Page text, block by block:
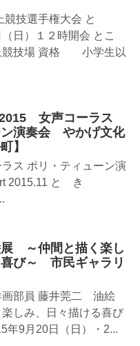
競技選手権大会 と
）１２時開会 とこ
競技場 資格 小学生以
女声コーラス
ン演奏会 やかげ文化
】
ス ポリ・ティューン演
2015.11 と き
～仲間と描く楽し
び～ 市民ギャラリ
画部員 藤井莞二 油絵
しみ、日々描ける喜び
9月20日（日）・2...